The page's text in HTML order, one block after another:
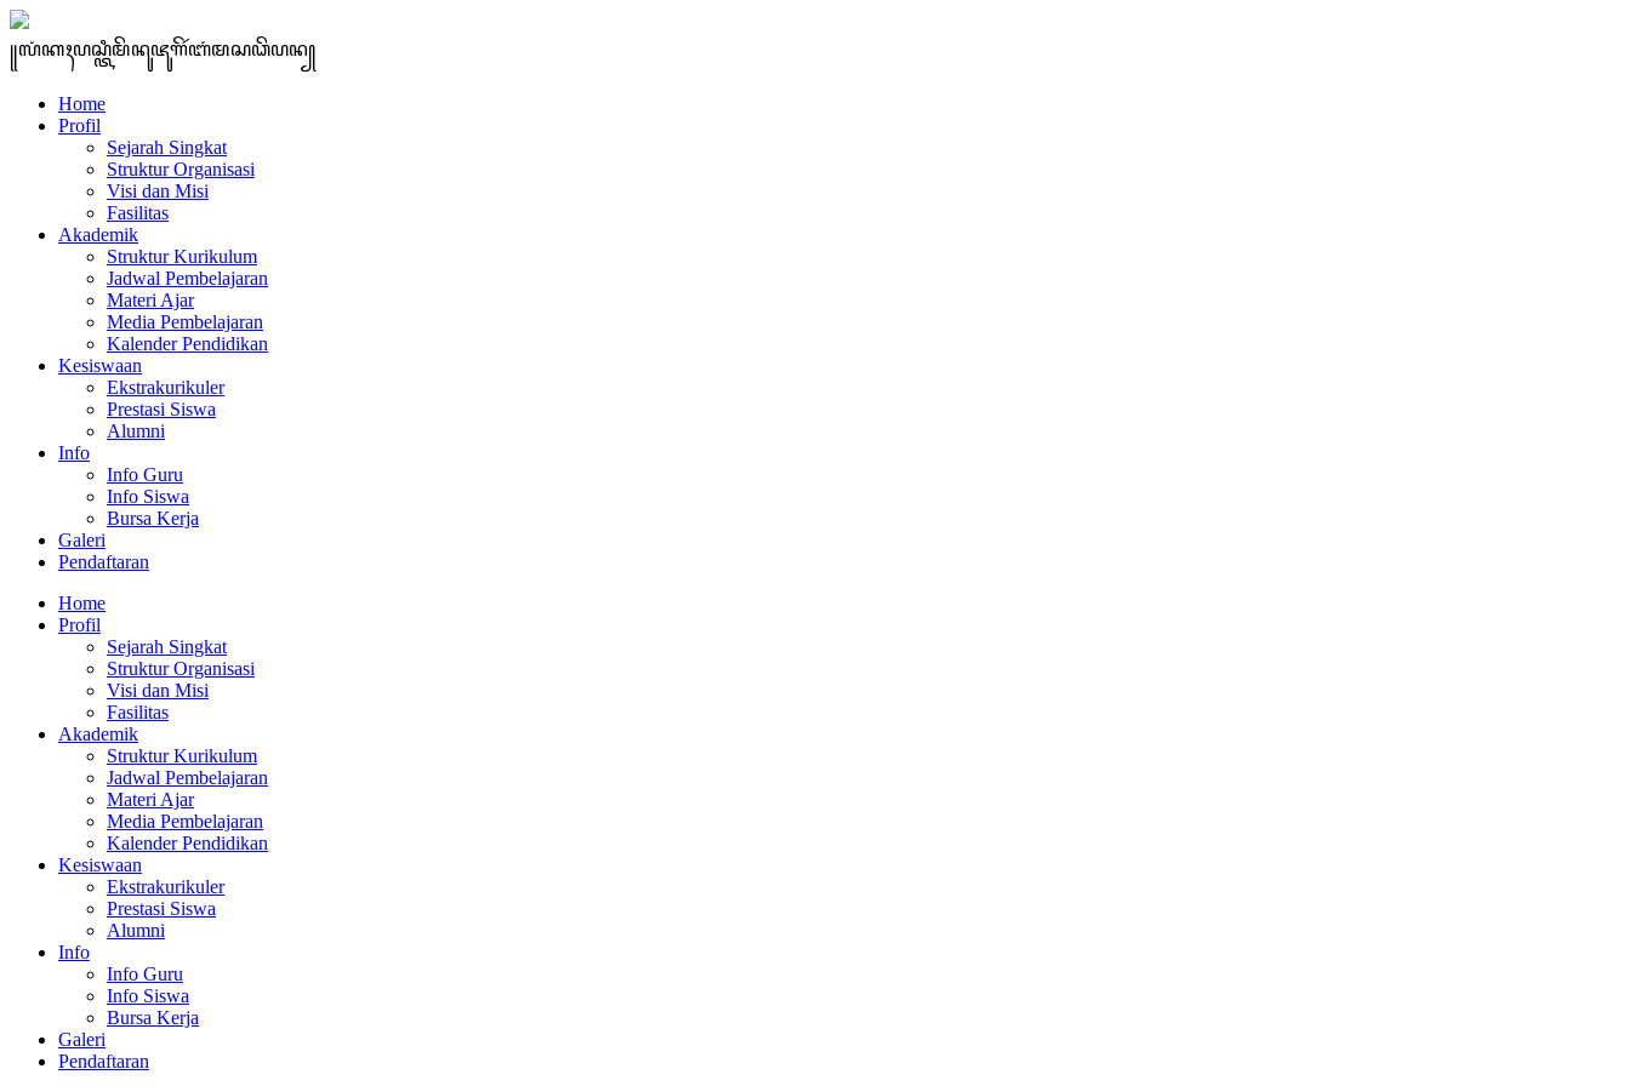
꧋ꦭꦁꦏꦃꦥꦱ꧀ꦠꦶꦩꦼꦤꦸꦗꦸꦒꦼꦂꦧꦁꦩꦱꦣꦼꦥꦤ꧀
Home
Profil
Sejarah Singkat
Struktur Organisasi
Visi dan Misi
Fasilitas
Akademik
Struktur Kurikulum
Jadwal Pembelajaran
Materi Ajar
Media Pembelajaran
Kalender Pendidikan
Kesiswaan
Ekstrakurikuler
Prestasi Siswa
Alumni
Info
Info Guru
Info Siswa
Bursa Kerja
Galeri
Pendaftaran
Home
Profil
Sejarah Singkat
Struktur Organisasi
Visi dan Misi
Fasilitas
Akademik
Struktur Kurikulum
Jadwal Pembelajaran
Materi Ajar
Media Pembelajaran
Kalender Pendidikan
Kesiswaan
Ekstrakurikuler
Prestasi Siswa
Alumni
Info
Info Guru
Info Siswa
Bursa Kerja
Galeri
Pendaftaran